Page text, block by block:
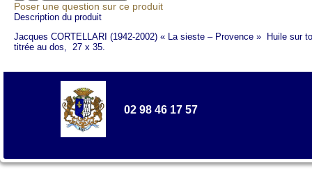
Poser une question sur ce produit
Description du produit
Jacques CORTELLARI (1942-2002) « La sieste – Provence » Huile sur
titrée au dos, 27 x 35.
02 98 46 17 57